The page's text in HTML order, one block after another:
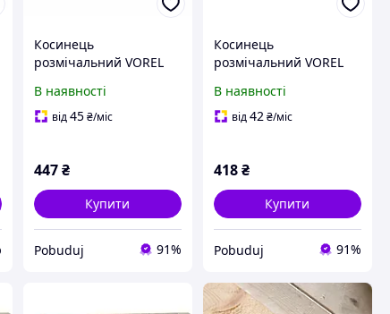
Косинець
розмічальний VOREL
(18355)
В наявності
від45 ₴/міс
447 ₴
Купити
Pobuduj 91%
Косинець
розмічальний VOREL
(18356)
В наявності
від42 ₴/міс
418₴
Купити
Pobuduj 91%